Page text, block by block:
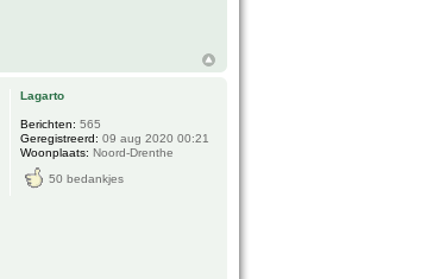
Lagarto
Berichten: 565
Geregistreerd: 09 aug 2020 00:21
Woonplaats: Noord-Drenthe
50 bedankjes